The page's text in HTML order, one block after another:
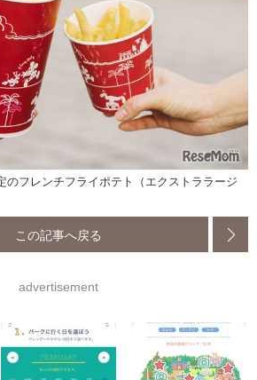
のフレンチフライポテト（エクストララージ
この記事へ戻る
advertisement